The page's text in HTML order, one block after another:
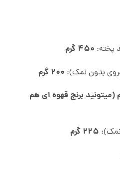
پخته: ۴۵۰ گرم
بدون نمک): ۲۰۰ گرم
تا ۷۵۰ گرم (میتونید برنج قهوه ای هم
۲۲۵ گرم